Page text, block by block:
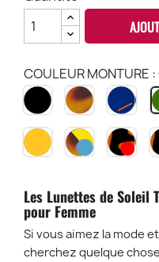
COULEUR MONTURE :
NOIR
BK
HAVANA
CH
MN
TRANSPARENT
YELLOW
-
TYE
HAVANA
YELLOW
LENS
-
HY
BL
B3H
Les Lunettes de Soleil
pour Femme
Si vous aimez la mode
cherchez quelque